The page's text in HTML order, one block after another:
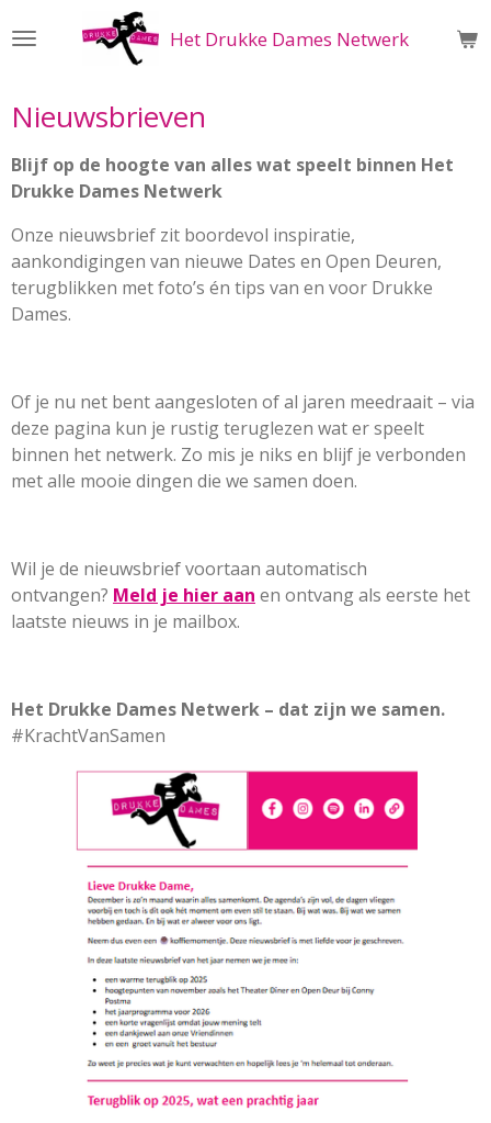
direct
hoofdinhoud
Het Drukke Dames Netwerk
Nieuwsbrieven
Blijf op de hoogte van alles wat speelt binnen Het
Drukke Dames Netwerk
Onze nieuwsbrief zit boordevol inspiratie,
aankondigingen van nieuwe Dates en Open Deuren,
terugblikken met foto’s én tips van en voor Drukke
Dames.
Of je nu net bent aangesloten of al jaren meedraait – via
deze pagina kun je rustig teruglezen wat er speelt
binnen het netwerk. Zo mis je niks en blijf je verbonden
met alle mooie dingen die we samen doen.
Wil je de nieuwsbrief voortaan automatisch
ontvangen? Meld je hier aan en ontvang als eerste het
laatste nieuws in je mailbox.
Het Drukke Dames Netwerk – dat zijn we samen.
#KrachtVanSamen